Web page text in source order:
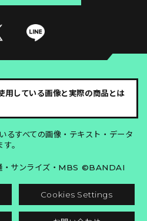
用している画像と実際の商品とは
るすべての画像・テキスト・データ
。
・サンライズ・MBS ©BANDAI
Cookies Settings